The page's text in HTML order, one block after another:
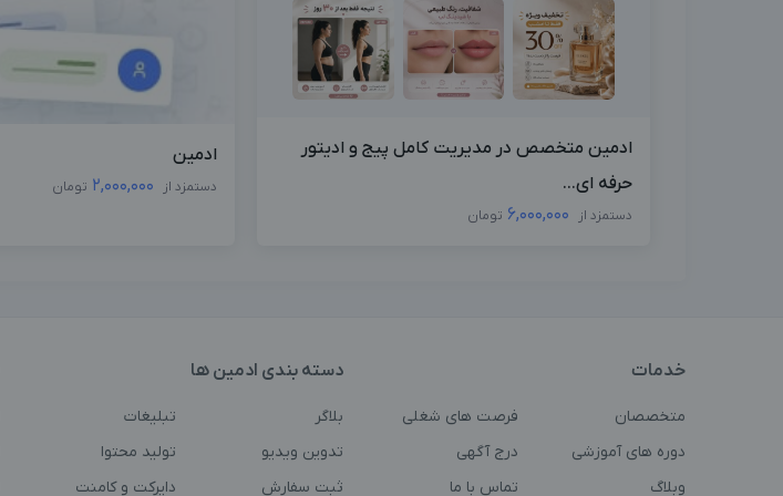
ادمین متخصص در مدیریت کامل پیج و ادیتور
حرفه ای...
دستمزد از 6,000,000 تومان
ادمین
دستمزد از 2,000,000 تومان
خدمات
متخصصان
فرصت های شغلی
دوره های آموزشی
درج آگهی
وبلاگ
تماس با ما
دسته بندی ادمین ها
بلاگر
تبلیغات
تدوین ویدیو
تولید محتوا
ثبت سفارش
دایرکت و کامنت